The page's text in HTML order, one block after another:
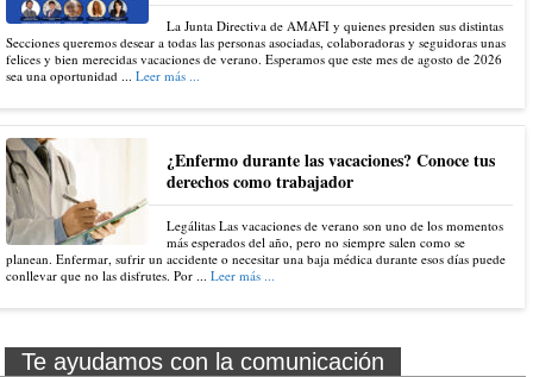
La Junta Directiva de AMAFI y quienes presiden sus distintas
Secciones queremos desear a todas las personas asociadas, colaboradoras y seguidoras unas
felices y bien merecidas vacaciones de verano. Esperamos que este mes de agosto de 2026
sea una oportunidad ... Leer más ...
¿Enfermo durante las vacaciones? Conoce tus
derechos como trabajador
Legálitas Las vacaciones de verano son uno de los momentos
más esperados del año, pero no siempre salen como se
planean. Enfermar, sufrir un accidente o necesitar una baja médica durante esos días puede
conllevar que no las disfrutes. Por ... Leer más ...
Te ayudamos con la comunicación